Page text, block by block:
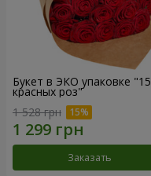
Букет в ЭКО упаковке "15
красных роз"
1 528 грн
Заказать